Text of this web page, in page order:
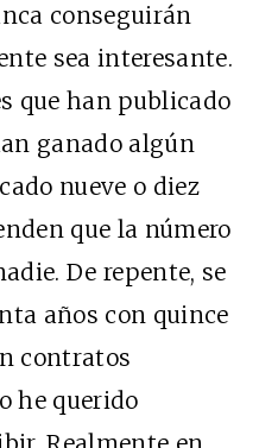
conseguirán
sea interesante.
que han publicado
ganado algún
nueve o diez
que la número
De repente, se
años con quince
contratos
he querido